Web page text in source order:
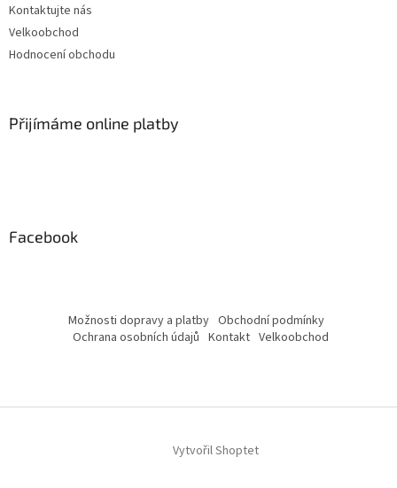
Kontaktujte nás
Velkoobchod
Hodnocení obchodu
Přijímáme online platby
Facebook
Možnosti dopravy a platby Obchodní podmínky
Ochrana osobních údajů Kontakt Velkoobchod
Vytvořil Shoptet